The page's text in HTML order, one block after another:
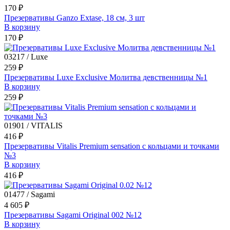
170 ₽
Презервативы Ganzo Extase, 18 см, 3 шт
В корзину
170 ₽
03217 / Luxe
259 ₽
Презервативы Luxe Exclusive Молитва девственницы №1
В корзину
259 ₽
01901 / VITALIS
416 ₽
Презервативы Vitalis Premium sensation с кольцами и точками
№3
В корзину
416 ₽
01477 / Sagami
4 605 ₽
Презервативы Sagami Original 002 №12
В корзину